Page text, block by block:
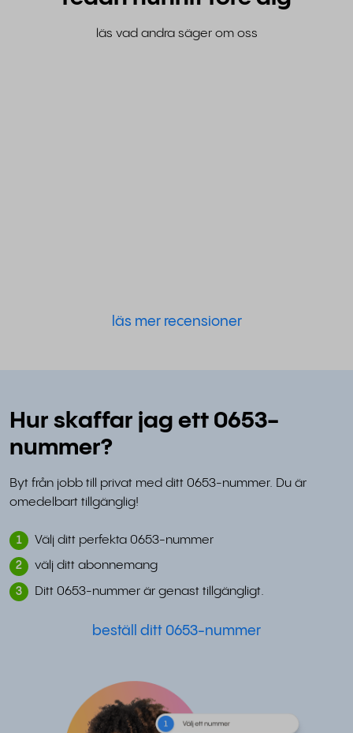
läs vad andra säger om oss
läs mer recensioner
Hur skaffar jag ett 0653-
nummer?
Byt från jobb till privat med ditt 0653-nummer. Du är
omedelbart tillgänglig!
1 Välj ditt perfekta 0653-nummer
2 välj ditt abonnemang
3 Ditt 0653-nummer är genast tillgängligt.
beställ ditt 0653-nummer